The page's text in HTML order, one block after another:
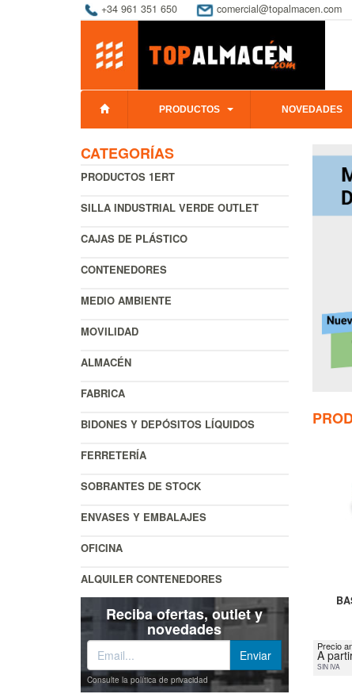
+34 961 351 650 comercial@topalmacen.com
PRODUCTOS NOVEDADES
CATEGORÍAS
PRODUCTOS 1ERT
SILLA INDUSTRIAL VERDE OUTLET
CAJAS DE PLÁSTICO
CONTENEDORES
MEDIO AMBIENTE
MOVILIDAD
ALMACÉN
FABRICA
BIDONES Y DEPÓSITOS LÍQUIDOS
FERRETERÍA
SOBRANTES DE STOCK
ENVASES Y EMBALAJES
OFICINA
ALQUILER CONTENEDORES
Reciba ofertas, outlet y
novedades
Consulte la política de privacidad
Precio
A
SIN IVA